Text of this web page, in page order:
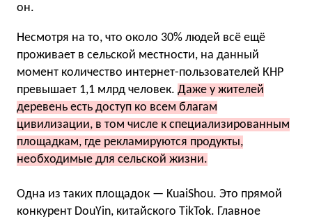
он.
Несмотря на то, что около 30% людей всё ещё
проживает в сельской местности, на данный
момент количество интернет-пользователей КНР
превышает 1,1 млрд человек. Даже у жителей
деревень есть доступ ко всем благам
цивилизации, в том числе к специализированным
площадкам, где рекламируются продукты,
необходимые для сельской жизни.
Одна из таких площадок — KuaiShou. Это прямой
конкурент DouYin, китайского TikTok. Главное